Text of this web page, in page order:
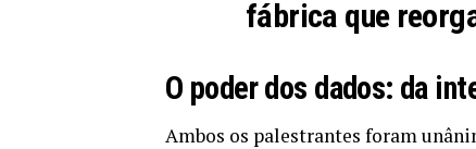
fábrica que
O poder dos dados: da
Ambos os palestrantes foram